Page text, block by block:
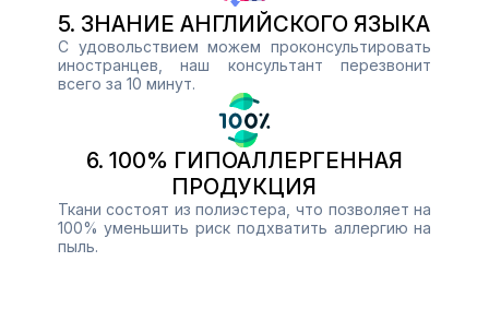
5. ЗНАНИЕ АНГЛИЙСКОГО ЯЗЫКА
С удовольствием можем проконсультировать
иностранцев, наш консультант перезвонит
всего за 10 минут.
6. 100% ГИПОАЛЛЕРГЕННАЯ
ПРОДУКЦИЯ
Ткани состоят из полиэстера, что позволяет на
100% уменьшить риск подхватить аллергию на
пыль.